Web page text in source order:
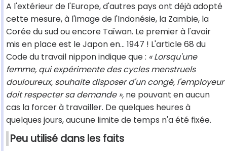
A l'extérieur de l'Europe, d'autres pays ont déjà adopté
cette mesure, à l'image de l'Indonésie, la Zambie, la
Corée du sud ou encore Taïwan. Le premier à l'avoir
mis en place est le Japon en... 1947 ! L'article 68 du
Code du travail nippon indique que : « Lorsqu'une
femme, qui expérimente des cycles menstruels
douloureux, souhaite disposer d'un congé, l'employeur
doit respecter sa demande », ne pouvant en aucun
cas la forcer à travailler. De quelques heures à
quelques jours, aucune limite de temps n'a été fixée.
Peu utilisé dans les faits